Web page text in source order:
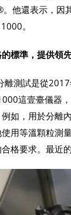
他還表示，因
。
標準，提供領
離測試是從
這壹臺儀器
如，用於分離
用等溫顆粒測
格要求。最近